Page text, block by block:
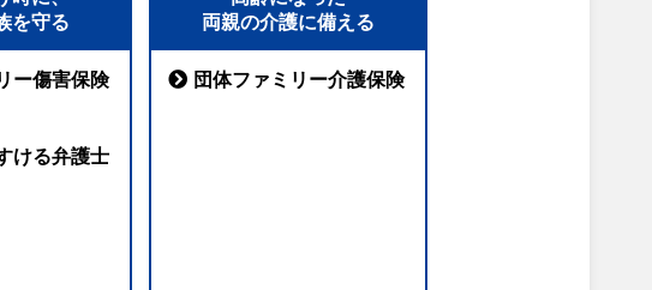
を守る
ー傷害保険
ける弁護士
両親の介護に備える
団体ファミリー介護保険